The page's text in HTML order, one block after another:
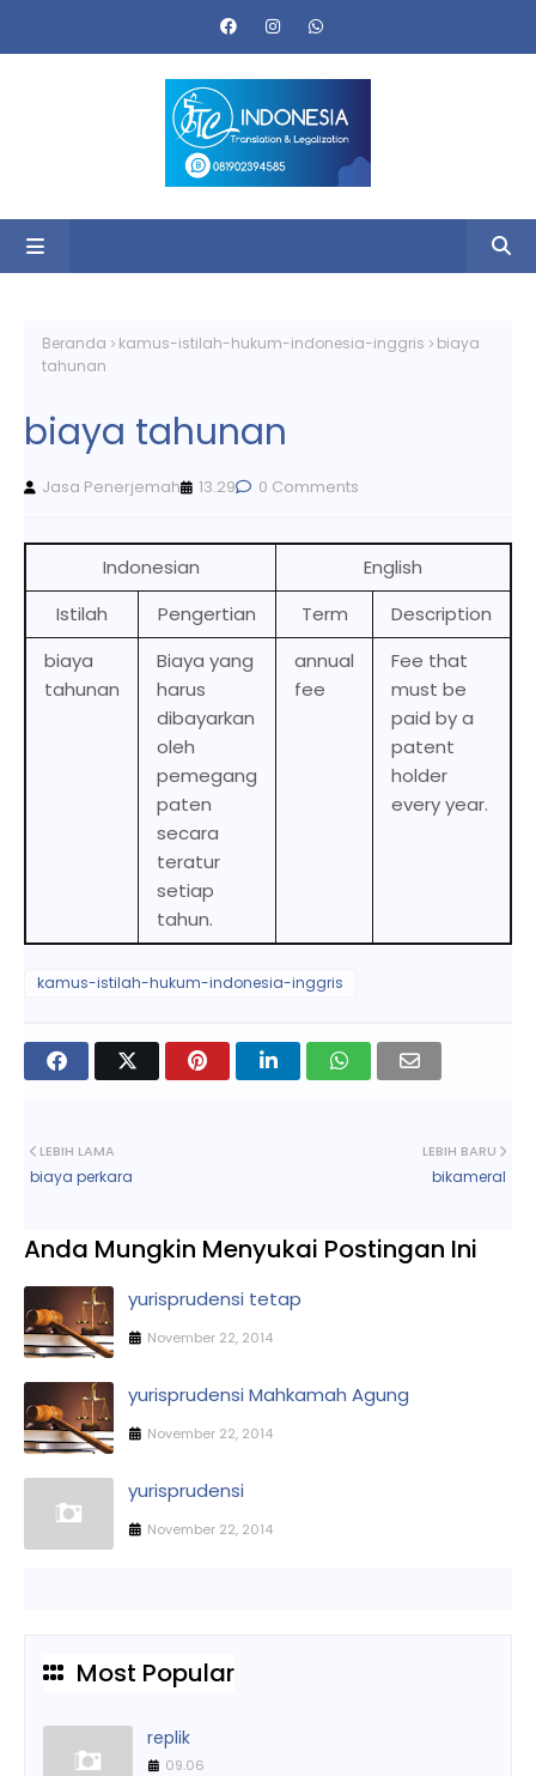
Beranda kamus-istilah-hukum-indonesia-inggris
biaya
tahunan
biaya tahunan
Jasa Penerjemah 13.29 0 Comments
Indonesian
English
Istilah
Pengertian Term
Description
biaya
tahunan
Biaya yang
harus
dibayarkan
oleh
pemegang
paten
secara
teratur
setiap
tahun.
annual
fee
Fee that
must be
paid by a
patent
holder
every year.
kamus-istilah-hukum-indonesia-inggris
LEBIH BARU
bikameral
LEBIH LAMA
biaya perkara
Anda Mungkin Menyukai Postingan Ini
yurisprudensi tetap
November 22, 2014
yurisprudensi Mahkamah Agung
November 22, 2014
yurisprudensi
November 22, 2014
Most Popular
replik
09.06